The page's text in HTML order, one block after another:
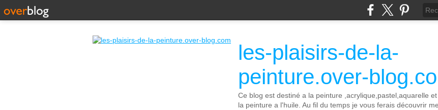
les-plaisirs-de-la-
peinture.over-
Ce blog est destiné a la peinture ,acrylique,pastel,aquarelle
la peinture a l'huile. Au fil du temps je vous ferais découvrir